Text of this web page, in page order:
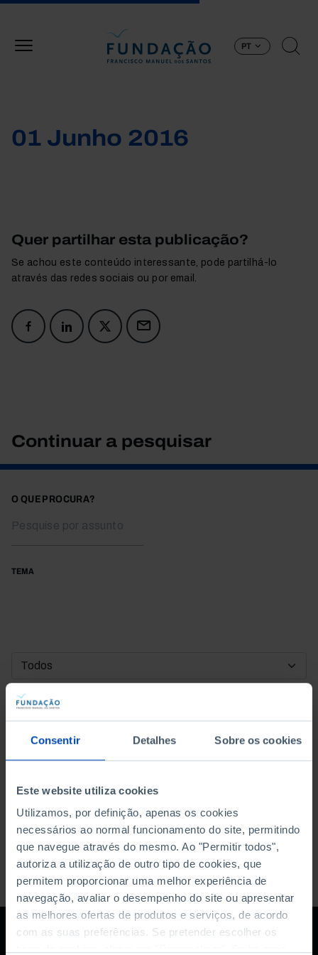
Consentir Detalhes Sobre os cookies
Este website utiliza cookies
Utilizamos, por definição, apenas os cookies
necessários ao normal funcionamento do site, permitindo
que navegue através do mesmo. Ao "Permitir todos",
autoriza a utilização de outro tipo de cookies, que
permitem proporcionar uma melhor experiência de
navegação, avaliar o desempenho do site ou apresentar
as melhores ofertas de produtos e serviços, de acordo
com as suas preferências. Se pretender escolher os
PT
01 Junho 2016
Quer partilhar esta publicação?
Se achou este conteúdo interessante, pode partilhá-lo
através das redes sociais ou por email.
Continuar a pesquisar
O QUE PROCURA?
TEMA
DATA DE INÍCIO
DATA DE FIM